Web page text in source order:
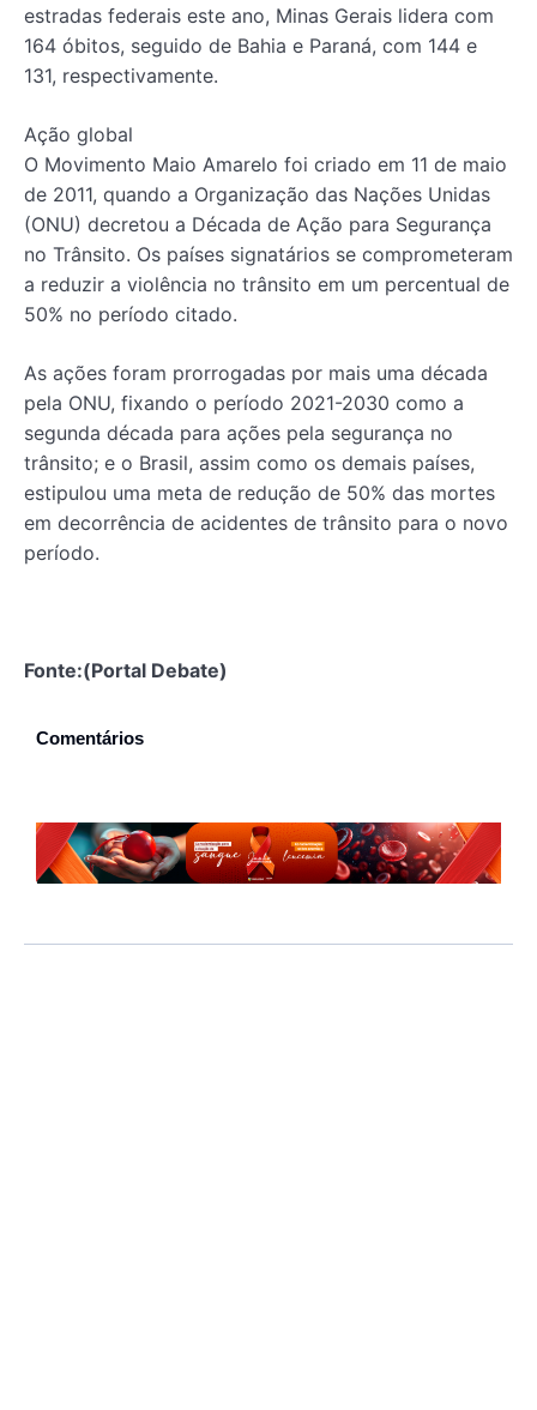
estradas federais este ano, Minas Gerais lidera com
164 óbitos, seguido de Bahia e Paraná, com 144 e
131, respectivamente.
Ação global
O Movimento Maio Amarelo foi criado em 11 de maio
de 2011, quando a Organização das Nações Unidas
(ONU) decretou a Década de Ação para Segurança
no Trânsito. Os países signatários se comprometeram
a reduzir a violência no trânsito em um percentual de
50% no período citado.
As ações foram prorrogadas por mais uma década
pela ONU, fixando o período 2021-2030 como a
segunda década para ações pela segurança no
trânsito; e o Brasil, assim como os demais países,
estipulou uma meta de redução de 50% das mortes
em decorrência de acidentes de trânsito para o novo
período.
Fonte:(Portal Debate)
Comentários